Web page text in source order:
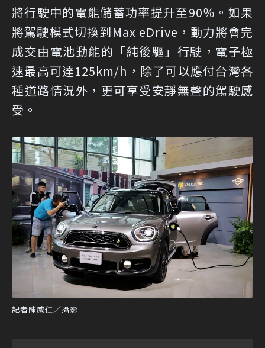
將行駛中的電能儲蓄功率提升至90％。如果
將駕駛模式切換到Max eDrive，動力將會完
成交由電池動能的「純後驅」行駛，電子極
速最高可達125km/h，除了可以應付台灣各
種道路情況外，更可享受安靜無聲的駕駛感
受。
記者陳威任／攝影